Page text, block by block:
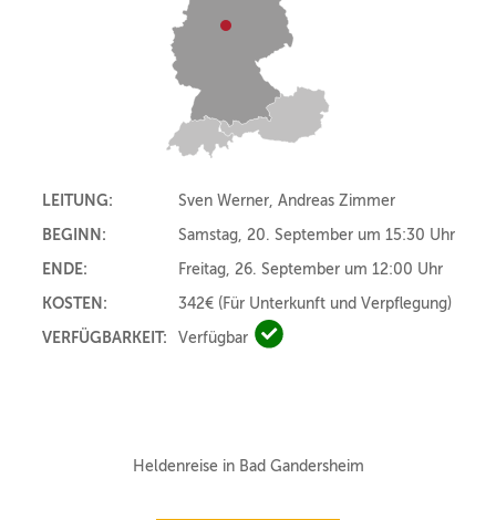
LEITUNG:
Sven Werner, Andreas Zimmer
BEGINN:
Samstag, 20. September um 15:30 Uhr
ENDE:
Freitag, 26. September um 12:00 Uhr
KOSTEN:
342€ (Für Unterkunft und Verpflegung)
VERFÜGBARKEIT:
Verfügbar Verfügbar
Heldenreise in Bad Gandersheim